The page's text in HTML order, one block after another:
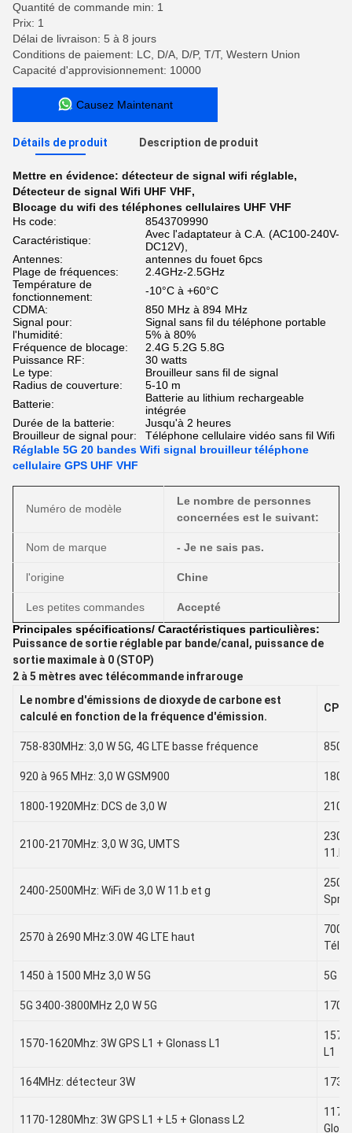
Quantité de commande min: 1
Prix: 1
Délai de livraison: 5 à 8 jours
Conditions de paiement: LC, D/A, D/P, T/T, Western Union
Capacité d'approvisionnement: 10000
Causez Maintenant
Détails de produit Description de produit
Mettre en évidence: détecteur de signal wifi réglable,
Détecteur de signal Wifi UHF VHF,
Blocage du wifi des téléphones cellulaires UHF VHF
Hs code:
8543709990
Caractéristique:
Avec l'adaptateur à C.A. (AC100-240V-
DC12V),
Antennes:
antennes du fouet 6pcs
Plage de fréquences:
2.4GHz-2.5GHz
Température de
fonctionnement:
-10°C à +60°C
CDMA:
850 MHz à 894 MHz
Signal pour:
Signal sans fil du téléphone portable
l'humidité:
5% à 80%
Fréquence de blocage:
2.4G 5.2G 5.8G
Puissance RF:
30 watts
Le type:
Brouilleur sans fil de signal
Radius de couverture:
5-10 m
Batterie:
Batterie au lithium rechargeable
intégrée
Durée de la batterie:
Jusqu'à 2 heures
Brouilleur de signal pour:
Téléphone cellulaire vidéo sans fil Wifi
Réglable 5G 20 bandes Wifi signal brouilleur téléphone
cellulaire GPS UHF VHF
Numéro de modèle
Le nombre de personnes
concernées est le suivant:
Nom de marque - Je ne sais pas.
l'origine Chine
Les petites commandes
Accepté
Principales spécifications/ Caractéristiques particulières:
Puissance de sortie réglable par bande/canal, puissance de
sortie maximale à 0 (STOP)
2 à 5 mètres avec télécommande infrarouge
Le nombre d'émissions de dioxyde de carbone est
calculé en fonction de la fréquence d'émission.
758-830MHz: 3,0 W 5G, 4G LTE basse fréquence 850-
920 à 965 MHz: 3,0 W GSM900
1800-1920MHz: DCS de 3,0 W
2100-2170MHz: 3,0 W 3G, UMTS
11.b
2400-2500MHz: WiFi de 3,0 W 11.b et g
2500
2570 à 2690 MHz:3.0W 4G LTE haut
700-
1450 à 1500 MHz 3,0 W 5G 5G
5G 3400-3800MHz 2,0 W 5G
1570-1620Mhz: 3W GPS L1 + Glonass L1
L1
164MHz: détecteur 3W
1170-1280Mhz: 3W GPS L1 + L5 + Glonass L2